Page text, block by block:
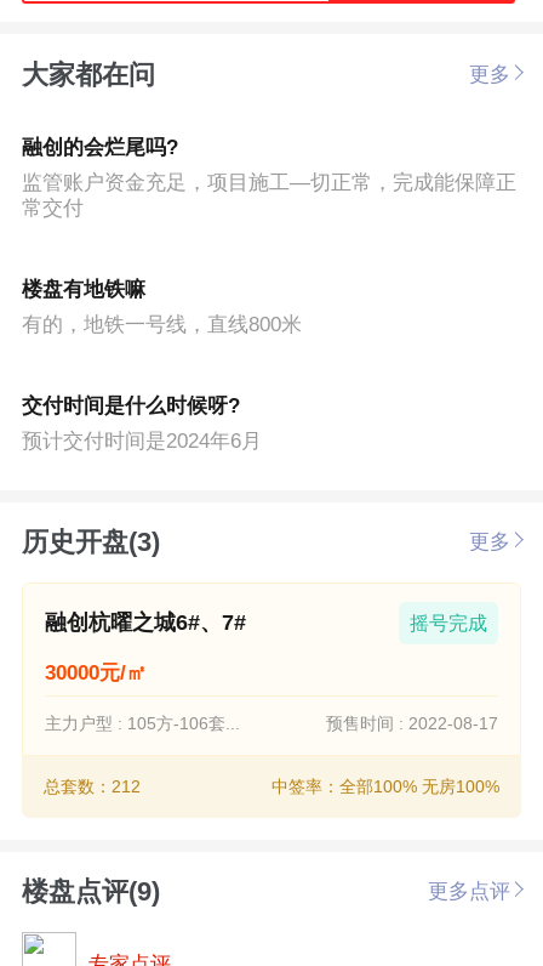
大家都在问 更多
融创的会烂尾吗?
监管账户资金充足，项目施工—切正常，完成能保障正
常交付
楼盘有地铁嘛
有的，地铁一号线，直线800米
交付时间是什么时候呀?
预计交付时间是2024年6月
历史开盘(3) 更多
融创杭曜之城6#、7# 摇号完成
30000元/㎡
主力户型 : 105方-106套... 预售时间 : 2022-08-17
总套数：212 中签率：全部100% 无房100%
楼盘点评(9) 更多点评